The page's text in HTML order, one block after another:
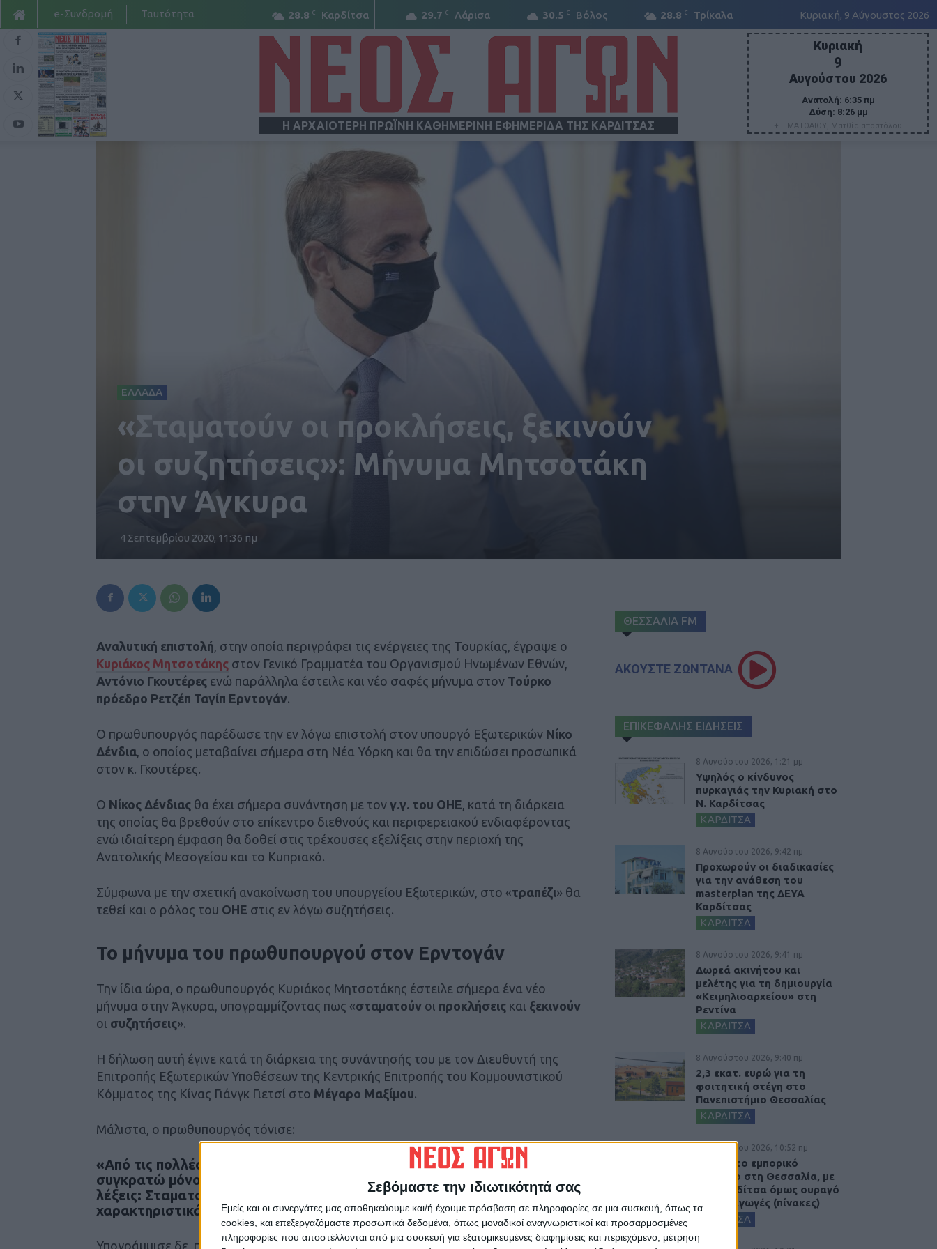
Σεβόμαστε την ιδιωτικότητά σας
Εμείς και οι συνεργάτες μας αποθηκεύουμε και/ή έχουμε πρόσβαση σε πληροφορίες σε μια συσκευή, όπως τα
cookies, και επεξεργαζόμαστε προσωπικά δεδομένα, όπως μοναδικοί αναγνωριστικοί και προσαρμοσμένες
πληροφορίες που αποστέλλονται από μια συσκευή για εξατομικευμένες διαφημίσεις και περιεχόμενο, μέτρηση
28.8 C Καρδίτσα 29.7 C Λάρισα 30.5 C Βόλος 28.8 C Τρίκαλα Κυριακή, 9 Αύγουστος 2026
e-Συνδρομή Ταυτότητα
Η ΑΡΧΑΙΟΤΕΡΗ ΠΡΩΪΝΗ ΚΑΘΗΜΕΡΙΝΗ ΕΦΗΜΕΡΙΔΑ ΤΗΣ ΚΑΡΔΙΤΣΑΣ
ΝΕΟΣ
Κυριακή
9
Αυγούστου 2026
Ανατολή: 6:35 πμ
Δύση: 8:26 μμ
+ Ι' ΜΑΤΘΑΙΟΥ, Ματθία αποστόλου
ΕΛΛΑΔΑ
«Σταματούν οι προκλήσεις, ξεκινούν
οι συζητήσεις»: Μήνυμα Μητσοτάκη
στην Άγκυρα
4 Σεπτεμβρίου 2020, 11:36 πμ
Αναλυτική επιστολή , στην οποία περιγράφει τις ενέργειες της Τουρκίας, έγραψε ο
Κυριάκος Μητσοτάκης στον Γενικό Γραμματέα του Οργανισμού Ηνωμένων Εθνών,
Αντόνιο Γκουτέρες ενώ παράλληλα έστειλε και νέο σαφές μήνυμα στον Τούρκο
πρόεδρο Ρετζέπ Ταγίπ Ερντογάν.
Ο πρωθυπουργός παρέδωσε την εν λόγω επιστολή στον υπουργό Εξωτερικών Νίκο
Δένδια , ο οποίος μεταβαίνει σήμερα στη Νέα Υόρκη και θα την επιδώσει προσωπικά
στον κ. Γκουτέρες.
Ο Νίκος Δένδιας θα έχει σήμερα συνάντηση με τον γ.γ. του ΟΗΕ , κατά τη διάρκεια
της οποίας θα βρεθούν στο επίκεντρο διεθνούς και περιφερειακού ενδιαφέροντας
ενώ ιδιαίτερη έμφαση θα δοθεί στις τρέχουσες εξελίξεις στην περιοχή της
Ανατολικής Μεσογείου και το Κυπριακό.
Σύμφωνα με την σχετική ανακοίνωση του υπουργείου Εξωτερικών, στο «τραπέζι» θα
τεθεί και ο ρόλος του ΟΗΕ στις εν λόγω συζητήσεις.
Το μήνυμα του πρωθυπουργού στον Ερντογάν
Την ίδια ώρα, ο πρωθυπουργός Κυριάκος Μητσοτάκης έστειλε σήμερα ένα νέο
μήνυμα στην Άγκυρα, υπογραμμίζοντας πως «σταματούν οι προκλήσεις και ξεκινούν
οι συζητήσεις».
Η δήλωση αυτή έγινε κατά τη διάρκεια της συνάντησής του με τον Διευθυντή της
Επιτροπής Εξωτερικών Υποθέσεων της Κεντρικής Επιτροπής του Κομμουνιστικού
Κόμματος της Κίνας Γιάνγκ Γιετσί στο Μέγαρο Μαξίμου.
Μάλιστα, ο πρωθυπουργός τόνισε:
«Από τις πολλές και τις υπερβολικές αποστροφές του κ. Ερντογάν
συγκρατώ μόνο μια αυτή για τον διάλογο και απαντώ με έξι καθαρές
λέξεις: Σταματούν οι προκλήσεις, ξεκινούν οι συζητήσεις» είπε
χαρακτηριστικά».
Υπογράμμισε δε, πως ηΕλλάδαεπιθυμεί τον διάλογο αλλά χωρίς εκβιασμούς.
ΘΕΣΣΑΛΙΑ FM
ΑΚΟΥΣΤΕ ΖΩΝΤΑΝΑ
ΕΠΙΚΕΦΑΛΗΣ ΕΙΔΗΣΕΙΣ
8 Αυγούστου 2026, 1:21 μμ
Υψηλός ο κίνδυνος
πυρκαγιάς την Κυριακή στο
Ν. Καρδίτσας
ΚΑΡΔΙΤΣΑ
8 Αυγούστου 2026, 9:42 πμ
Προχωρούν οι διαδικασίες
για την ανάθεση του
masterplan της ΔΕΥΑ
Καρδίτσας
ΚΑΡΔΙΤΣΑ
8 Αυγούστου 2026, 9:41 πμ
Δωρεά ακινήτου και
μελέτης για τη δημιουργία
«Κειμηλιοαρχείου» στη
Ρεντίνα
ΚΑΡΔΙΤΣΑ
8 Αυγούστου 2026, 9:40 πμ
2,3 εκατ. ευρώ για τη
φοιτητική στέγη στο
Πανεπιστήμιο Θεσσαλίας
ΚΑΡΔΙΤΣΑ
7 Αυγούστου 2026, 10:52 πμ
Θετικό το εμπορικό
ισοζύγιο στη Θεσσαλία, με
την Καρδίτσα όμως ουραγό
στις εξαγωγές (πίνακες)
ΚΑΡΔΙΤΣΑ